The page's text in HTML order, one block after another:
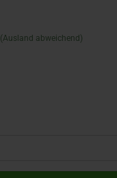
(Ausland abweichend)